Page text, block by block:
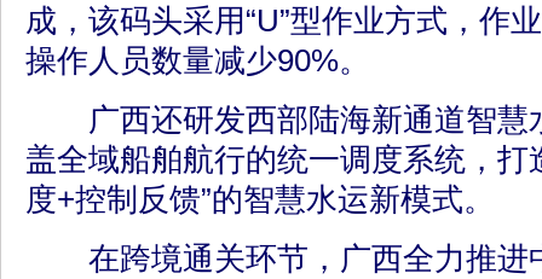
成，该码头采用“U”型作业方式，作
操作人员数量减少90%。
广西还研发西部陆海新通道智慧
盖全域船舶航行的统一调度系统，打
度+控制反馈”的智慧水运新模式。
在跨境通关环节，广西全力推进